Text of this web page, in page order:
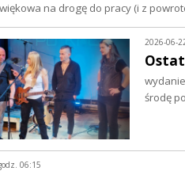
na drogę do pracy (i z
2026-06-
środę
06:15